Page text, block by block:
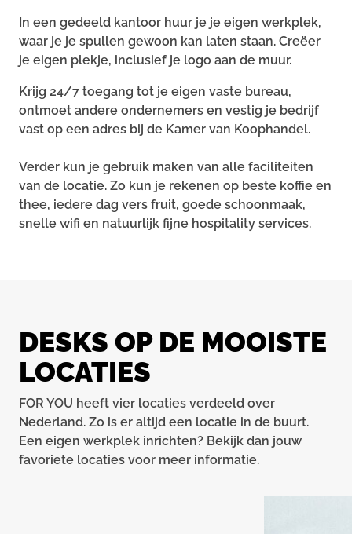
In een gedeeld kantoor huur je je eigen werkplek,
waar je je spullen gewoon kan laten staan. Creëer
je eigen plekje, inclusief je logo aan de muur.
Krijg 24/7 toegang tot je eigen vaste bureau,
ontmoet andere ondernemers en vestig je bedrijf
vast op een adres bij de Kamer van Koophandel.
Verder kun je gebruik maken van alle faciliteiten
van de locatie. Zo kun je rekenen op beste koffie en
thee, iedere dag vers fruit, goede schoonmaak,
snelle wifi en natuurlijk fijne hospitality services.
DESKS OP DE MOOISTE
LOCATIES
FOR YOU heeft vier locaties verdeeld over
Nederland. Zo is er altijd een locatie in de buurt.
Een eigen werkplek inrichten? Bekijk dan jouw
favoriete locaties voor meer informatie.